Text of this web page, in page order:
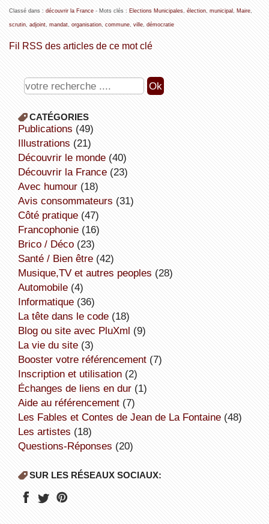
Classé dans : découvrir la France- Mots clés : Elections Municipales, élection, municipal Maire,
scrutin, adjoint, mandat, organisation, commune, ville, démocratie
Fil RSS des articles de ce mot clé
CATÉGORIES
publications (49)
illustrations (21)
découvrir le monde(40)
découvrir la France(23)
avec humour(18)
avis consommateurs (31)
côté pratique(47)
Francophonie(16)
Brico / Déco(23)
Santé / Bien être(42)
Musique,TV et autres peoples (28)
Automobile(4)
informatique(36)
la tête dans le code(18)
Blog ou site avec PluXml (9)
la vie du site(3)
booster votre référencement(7)
inscription et utilisation(2)
échanges de liens en dur(1)
aide au référencement(7)
Les Fables et Contes de Jean de La Fontaine(48)
Les artistes (18)
Questions-Réponses (20)
SUR LES RÉSEAUX SOCIAUX: